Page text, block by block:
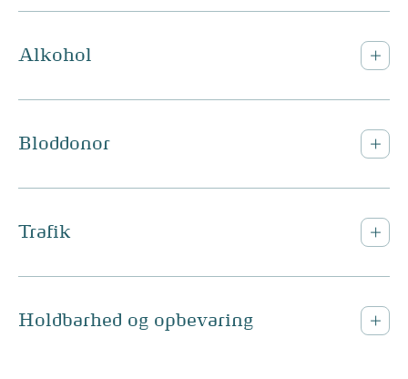
Alkohol
Bloddonor
Trafik
Holdbarhed og opbevaring